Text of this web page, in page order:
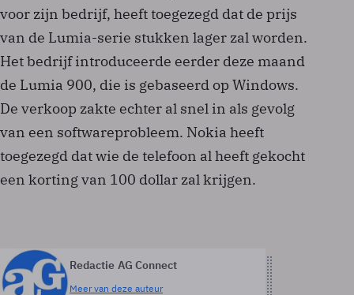
voor zijn bedrijf, heeft toegezegd dat de prijs
van de Lumia-serie stukken lager zal worden.
Het bedrijf introduceerde eerder deze maand
de Lumia 900, die is gebaseerd op Windows.
De verkoop zakte echter al snel in als gevolg
van een softwareprobleem. Nokia heeft
toegezegd dat wie de telefoon al heeft gekocht
een korting van 100 dollar zal krijgen.
Redactie AG Connect
Meer van deze auteur